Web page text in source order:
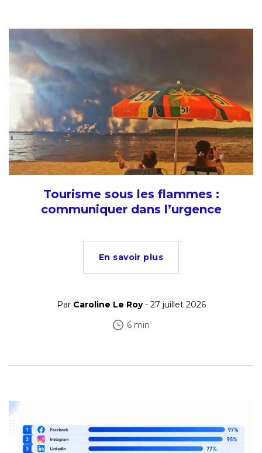
Tourisme sous les flammes :
communiquer dans l’urgence
En savoir plus
Par Caroline Le Roy- 27 juillet 2026
6 min